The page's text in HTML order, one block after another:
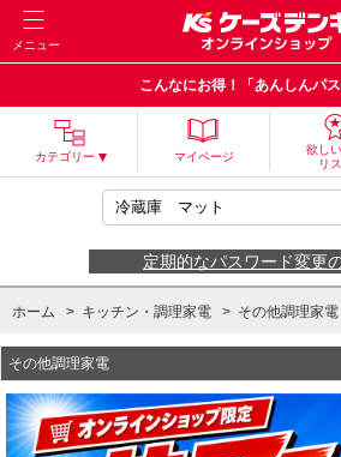
メニュー
こんなにお得！「あんしんパス
カテゴリー マイページ
欲し
リ
定期的なパスワード変更
ホーム > キッチン・調理家電 > その他調理家電
その他調理家電